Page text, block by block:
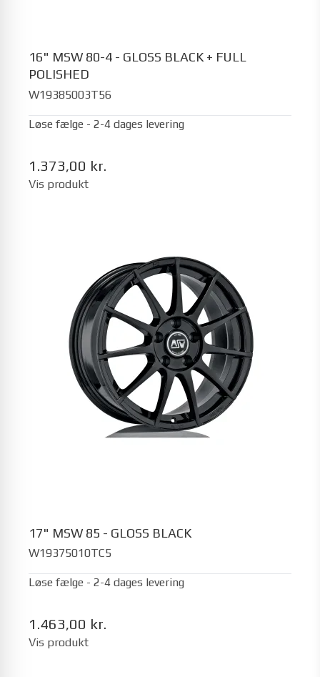
16" MSW 80-4 - GLOSS BLACK + FULL
POLISHED
W19385003T56
Løse fælge - 2-4 dages levering
1.373,00 kr.
Vis produkt
17" MSW 85 - GLOSS BLACK
W19375010TC5
Løse fælge - 2-4 dages levering
1.463,00 kr.
Vis produkt